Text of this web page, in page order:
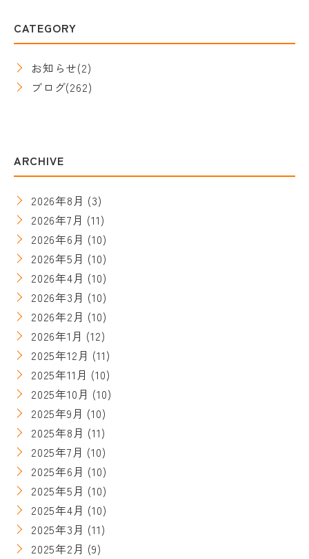
CATEGORY
お知らせ(2)
ブログ(262)
ARCHIVE
2026年8月 (3)
2026年7月 (11)
2026年6月 (10)
2026年5月 (10)
2026年4月 (10)
2026年3月 (10)
2026年2月 (10)
2026年1月 (12)
2025年12月 (11)
2025年11月 (10)
2025年10月 (10)
2025年9月 (10)
2025年8月 (11)
2025年7月 (10)
2025年6月 (10)
2025年5月 (10)
2025年4月 (10)
2025年3月 (11)
2025年2月 (9)